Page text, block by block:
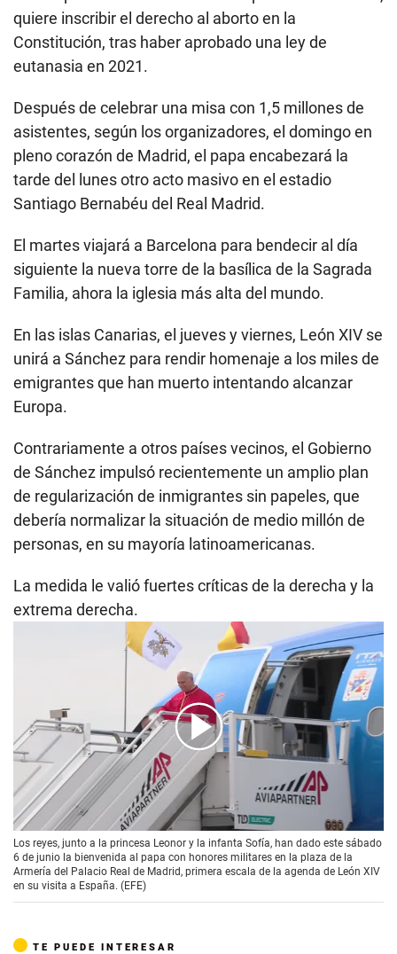
quiere inscribir el derecho al aborto en la
Constitución, tras haber aprobado una ley de
eutanasia en 2021.
Después de celebrar una misa con 1,5 millones de
asistentes, según los organizadores, el domingo en
pleno corazón de Madrid, el papa encabezará la
tarde del lunes otro acto masivo en el estadio
Santiago Bernabéu del Real Madrid.
El martes viajará a Barcelona para bendecir al día
siguiente la nueva torre de la basílica de la Sagrada
Familia, ahora la iglesia más alta del mundo.
En las islas Canarias, el jueves y viernes, León XIV se
unirá a Sánchez para rendir homenaje a los miles de
emigrantes que han muerto intentando alcanzar
Europa.
Contrariamente a otros países vecinos, el Gobierno
de Sánchez impulsó recientemente un amplio plan
de regularización de inmigrantes sin papeles, que
debería normalizar la situación de medio millón de
personas, en su mayoría latinoamericanas.
La medida le valió fuertes críticas de la derecha y la
extrema derecha.
00:00 02:40
Los reyes, junto a la princesa Leonor y la infanta Sofía, han dado este sábado
6 de junio la bienvenida al papa con honores militares en la plaza de la
Armería del Palacio Real de Madrid, primera escala de la agenda de León XIV
en su visita a España. (EFE)
TE PUEDE INTERESAR